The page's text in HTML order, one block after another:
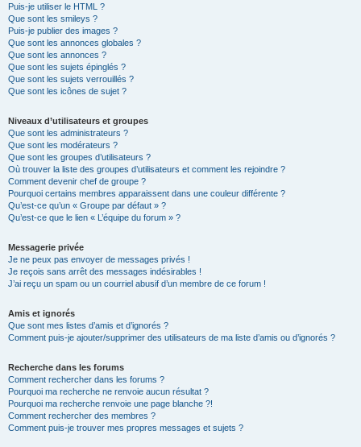
Puis-je utiliser le HTML ?
Que sont les smileys ?
Puis-je publier des images ?
Que sont les annonces globales ?
Que sont les annonces ?
Que sont les sujets épinglés ?
Que sont les sujets verrouillés ?
Que sont les icônes de sujet ?
Niveaux d’utilisateurs et groupes
Que sont les administrateurs ?
Que sont les modérateurs ?
Que sont les groupes d’utilisateurs ?
Où trouver la liste des groupes d’utilisateurs et comment les rejoindre ?
Comment devenir chef de groupe ?
Pourquoi certains membres apparaissent dans une couleur différente ?
Qu’est-ce qu’un « Groupe par défaut » ?
Qu’est-ce que le lien « L’équipe du forum » ?
Messagerie privée
Je ne peux pas envoyer de messages privés !
Je reçois sans arrêt des messages indésirables !
J’ai reçu un spam ou un courriel abusif d’un membre de ce forum !
Amis et ignorés
Que sont mes listes d’amis et d’ignorés ?
Comment puis-je ajouter/supprimer des utilisateurs de ma liste d’amis ou d’ignorés ?
Recherche dans les forums
Comment rechercher dans les forums ?
Pourquoi ma recherche ne renvoie aucun résultat ?
Pourquoi ma recherche renvoie une page blanche ?!
Comment rechercher des membres ?
Comment puis-je trouver mes propres messages et sujets ?